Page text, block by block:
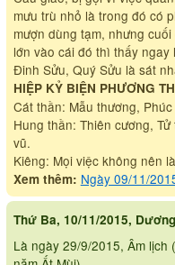
mưu trù nhỏ là trong đó có
mượn dùng tạm, nhưng
lớn vào cái đó thì thấy ngay
Đinh Sửu, Quý Sửu là sát
HIỆP KỶ BIỆN PHƯƠNG
Cát thần: Mẫu thương,
Hung thần: Thiên cương,
vũ.
Kiêng: Mọi việc không nên
Xem thêm: Ngày 09/11/
Thứ Ba, 10/11/2015,
Là ngày 29/9/2015, Âm lịch